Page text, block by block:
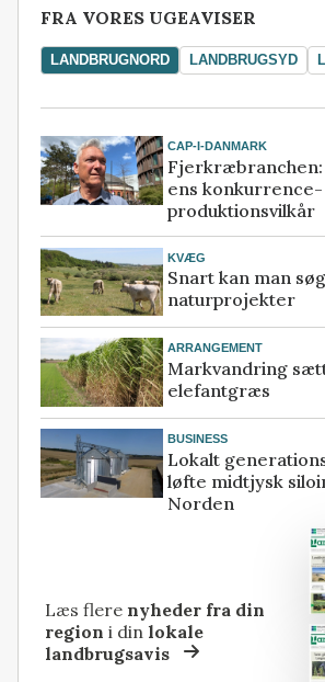
FRA VORES UGEAVISER
LANDBRUGNORD LANDBRUGSYD
CAP-I-DANMARK
ens
produktionsvilkår
KVÆG
Snart kan man
naturprojekter
ARRANGEMENT
Markvandring
elefantgræs
BUSINESS
Lokalt
løfte midtjysk
Norden
Læs flere nyheder fra din
region i dinlokale
landbrugsavis